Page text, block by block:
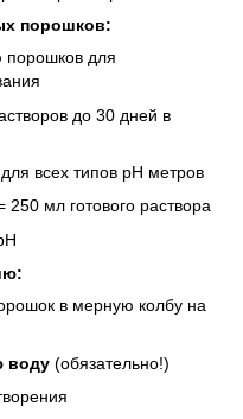
порошков:
порошков для
до 30 дней в
всех типов pH метров
250 мл готового раствора
в мерную колбу на
воду (обязательно!)